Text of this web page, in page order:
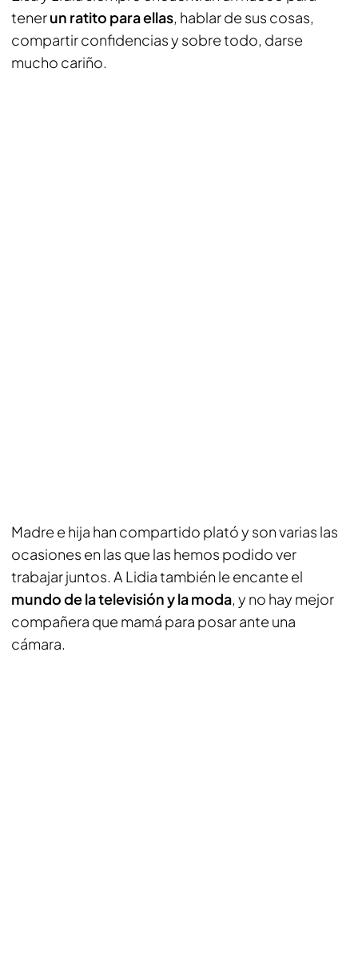
tenerun ratito para ellas, hablar de sus cosas,
compartir confidencias y sobre todo, darse
mucho cariño.
Madre e hija han compartido plató y son varias las
ocasiones en las que las hemos podido ver
trabajar juntos. A Lidia también le encante el
mundo de la televisión y la moda, y no hay mejor
compañera que mamá para posar ante una
cámara.